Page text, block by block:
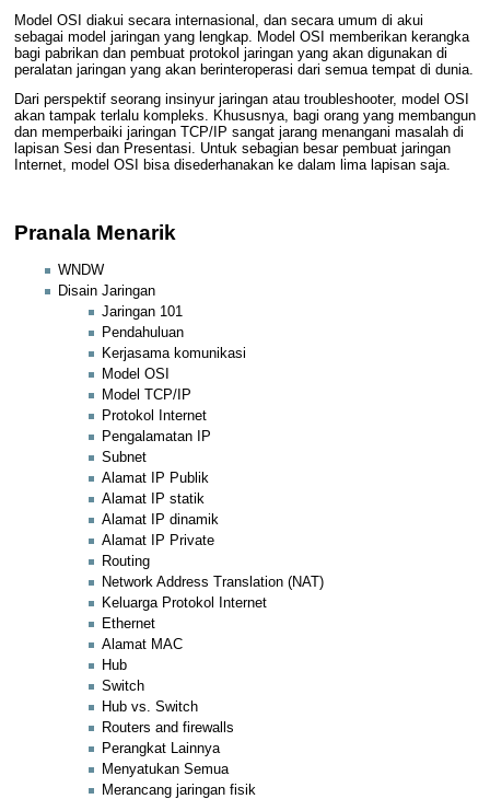
Model OSI
diakui secara internasional, dan secara umum di akui
sebagai model jaringan yang lengkap. Model OSI
memberikan kerangka
bagi pabrikan dan pembuat protokol jaringan yang akan digunakan di
peralatan jaringan yang akan berinteroperasi dari semua tempat di dunia.
Dari perspektif seorang insinyur jaringan atau troubleshooter, model OSI
akan tampak terlalu kompleks. Khususnya, bagi orang yang membangun
dan memperbaiki jaringan
TCP/IP sangat jarang menangani masalah di
lapisan Sesi dan Presentasi. Untuk sebagian besar pembuat jaringan
Internet, model OSI bisa disederhanakan ke dalam lima lapisan saja.
Pranala Menarik
WNDW
Disain Jaringan
Jaringan 101
Pendahuluan
Kerjasama komunikasi
Model OSI
Model TCP/IP
Protokol Internet
Pengalamatan IP
Subnet
Alamat IP Publik
Alamat IP statik
Alamat IP dinamik
Alamat IP Private
Routing
Network Address Translation (NAT)
Keluarga Protokol Internet
Ethernet
Alamat MAC
Hub
Switch
Hub vs. Switch
Routers and firewalls
Perangkat Lainnya
Menyatukan Semua
Merancang jaringan fisik